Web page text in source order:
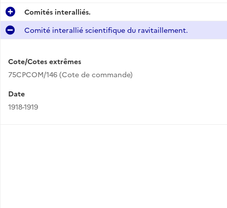
Comités interalliés.
Comité interallié scientifique du ravitaillement.
Cote/Cotes extrêmes
75CPCOM/146 (Cote de commande)
Date
1918-1919